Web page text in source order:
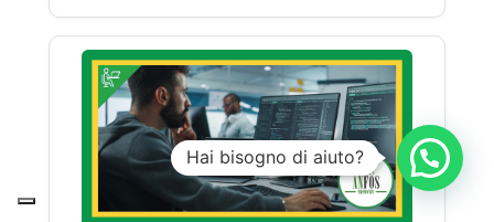
Hai bisogno di aiuto?